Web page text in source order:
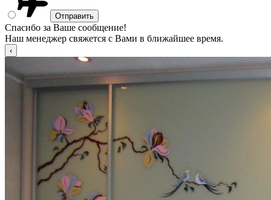
Спасибо за Ваше сообщение!
Наш менеджер свяжется с Вами в ближайшее время.